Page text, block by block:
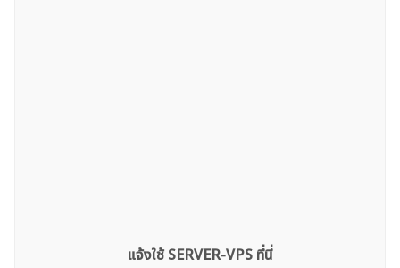
แจ้งใช้ SERVER-VPS ที่นี่